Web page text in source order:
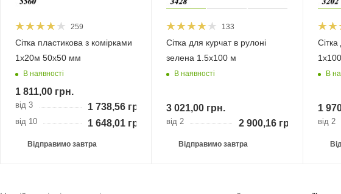
259
Сітка пластикова з комірками
1х20м 50х50 мм
В наявності
1 811,00 грн.
від 3 1 738,56грн.
від 10 1 648,01грн.
Відправимо завтра
133
Сітка для курчат в рулоні
зелена 1.5х100 м
В наявності
3 021,00 грн.
від 2 2 900,16грн.
Відправимо завтра
В
1
від 2